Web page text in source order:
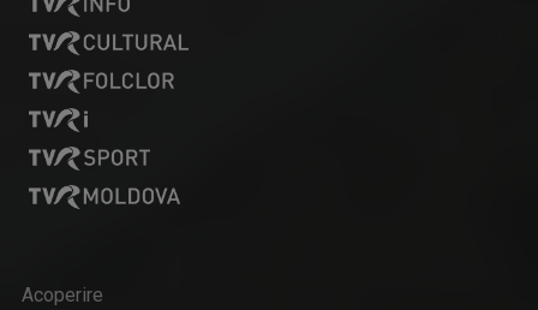
Acoperire